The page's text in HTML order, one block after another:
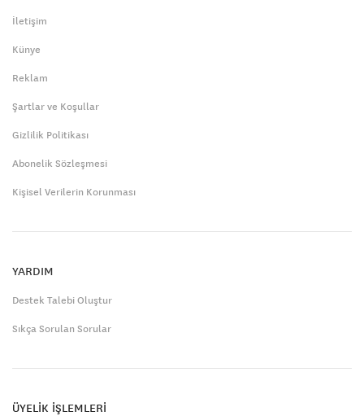
İletişim
Künye
Reklam
Şartlar ve Koşullar
Gizlilik Politikası
Abonelik Sözleşmesi
Kişisel Verilerin Korunması
YARDIM
Destek Talebi Oluştur
Sıkça Sorulan Sorular
ÜYELİK İŞLEMLERİ